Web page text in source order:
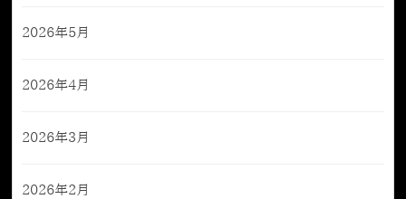
2026年5月
2026年4月
2026年3月
2026年2月